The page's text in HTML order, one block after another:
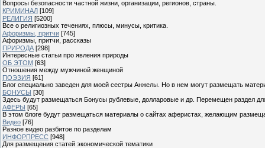
Вопросы безопасности частной жизни, организации, регионов, страны.
КРИМИНАЛ [109]
РЕЛИГИЯ [5200]
Все о религиозных течениях, плюсы, минусы, критика.
Афоризмы, притчи [745]
Афоризмы, притчи, рассказы
ПРИРОДА [298]
Интересные статьи про явления природы
ОБ ЭТОМ [63]
Отношения между мужчиной женщиной
ПОЭЗИЯ [61]
Блог специально заведен для моей сестры Анжелы. Но в нем могут размещать
БОНУСЫ [30]
Здесь будут размещаться Бонусы рублевые, долларовые и др. Перемещен раздел
АФЕРЫ [65]
В этом блоге будут размещаться материалы о сайтах аферистах, желающим
Видео [76]
Разное видео разбитое по разделам
ИНФОРПРЕСС [948]
Для размещения статей экономической тематики